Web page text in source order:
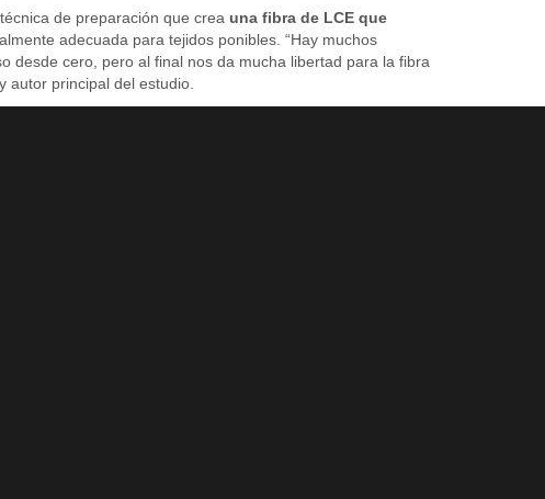
de preparación que crea una fibra de LCE que
adecuada para tejidos ponibles. “Hay muchos
desde cero, pero al final nos da mucha libertad para la fibra
autor principal del estudio.